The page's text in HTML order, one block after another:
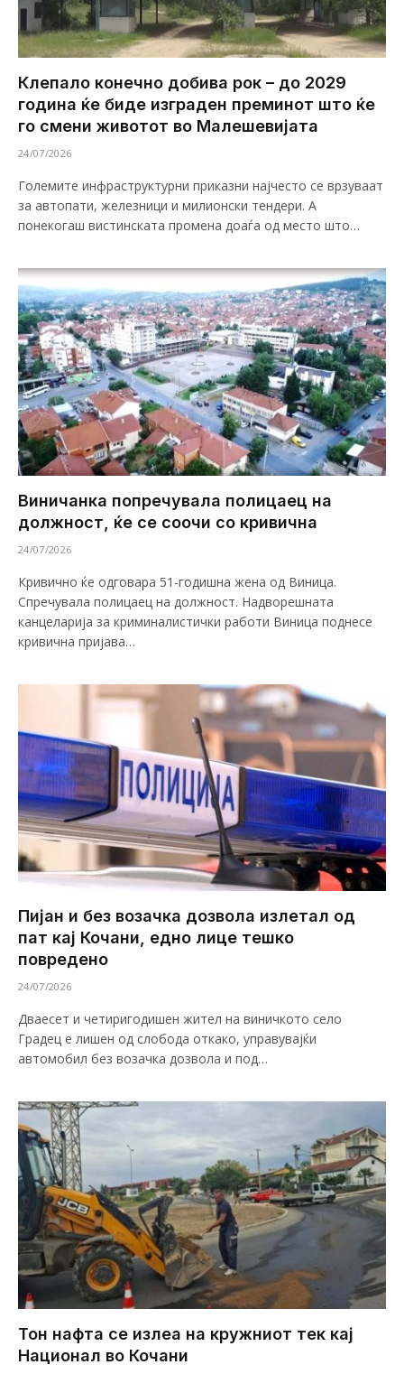
Клепало конечно добива рок – до 2029
година ќе биде изграден преминот што ќе
го смени животот во Малешевијата
24/07/2026
Големите инфраструктурни приказни најчесто се врзуваат
за автопати, железници и милионски тендери. А
понекогаш вистинската промена доаѓа од место што…
Виничанка попречувала полицаец на
должност, ќе се соочи со кривична
24/07/2026
Кривично ќе одговара 51-годишна жена од Виница.
Спречувала полицаец на должност. Надворешната
канцеларија за криминалистички работи Виница поднесе
кривична пријава…
Пијан и без возачка дозвола излетал од
пат кај Кочани, едно лице тешко
повредено
24/07/2026
Дваесет и четиригодишен жител на виничкото село
Градец е лишен од слобода откако, управувајќи
автомобил без возачка дозвола и под…
Тон нафта се излеа на кружниот тек кај
Национал во Кочани